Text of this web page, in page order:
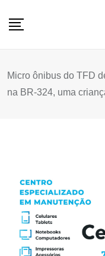
Micro ônibus do TFD
na BR-324, uma